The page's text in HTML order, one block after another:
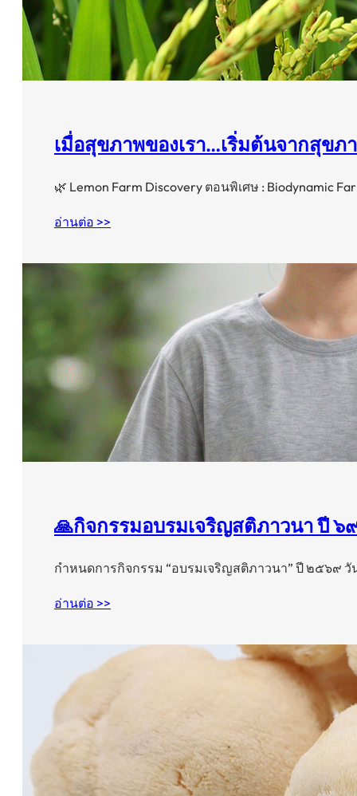
เมื่อสุขภาพของเรา…เริ่มต้นจากสุขภ
🌿 Lemon Farm Discovery ตอนพิเศษ : Biodynamic
อ่านต่อ >>
🙏กิจกรรมอบรมเจริญสติภาวนา ปี ๖
กำหนดการกิจกรรม “อบรมเจริญสติภาวนา” ปี ๒๕๖๙ วั
อ่านต่อ >>